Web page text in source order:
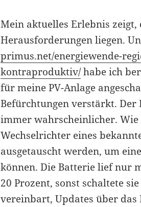
Mein aktuelles Erlebnis
Herausforderungen liegen.
primus.net/energiewende-
kontraproduktiv/habe ich
für meine PV-Anlage
Befürchtungen verstärkt.
immer wahrscheinlicher.
Wechselrichter eines
ausgetauscht werden, um
können. Die Batterie lief nur
20 Prozent, sonst schaltete
vereinbart, Updates über